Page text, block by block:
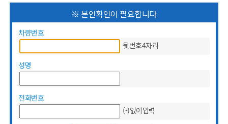
※ 본인확인이 필요합니다
차량번호
뒷번호4자리
성명
전화번호
(-)없이입력